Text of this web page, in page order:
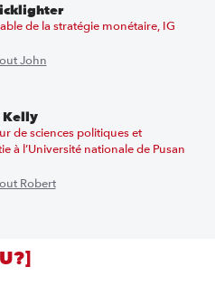
de la stratégie monétaire, IG
John
Kelly
de sciences politiques et
à l’Université nationale de Pusan
Robert